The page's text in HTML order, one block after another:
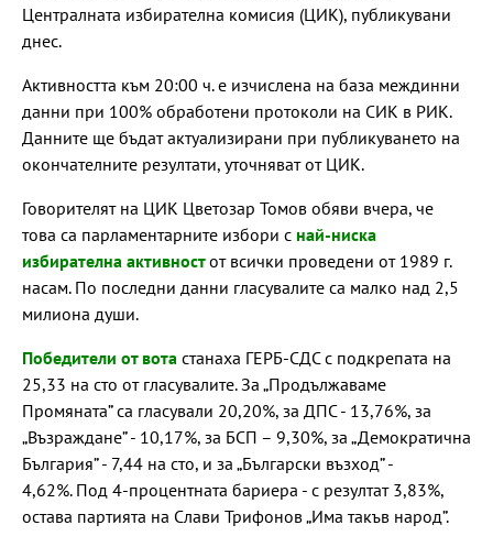
Централната избирателна комисия (ЦИК), публикувани
днес.
Активността към 20:00 ч. е изчислена на база междинни
данни при 100% обработени протоколи на СИК в РИК.
Данните ще бъдат актуализирани при публикуването на
окончателните резултати, уточняват от ЦИК.
Говорителят на ЦИК Цветозар Томов обяви вчера, че
това са парламентарните избори с най-ниска
избирателна активностот всички проведени от 1989 г.
насам. По последни данни гласувалите са малко над 2,5
милиона души.
Победители от вота станаха ГЕРБ-СДС с подкрепата на
25,33 на сто от гласувалите. За „Продължаваме
Промяната” са гласували 20,20%, за ДПС - 13,76%, за
„Възраждане” - 10,17%, за БСП – 9,30%, за „Демократична
България” - 7,44 на сто, и за „Български възход” -
4,62%. Под 4-процентната бариера - с резултат 3,83%,
остава партията на Слави Трифонов „Има такъв народ”.